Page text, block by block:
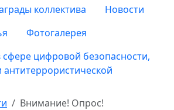
коллектива
Новости
Фотогалерея
сфере цифровой безопасности,
антитеррористической
Внимание! Опрос!